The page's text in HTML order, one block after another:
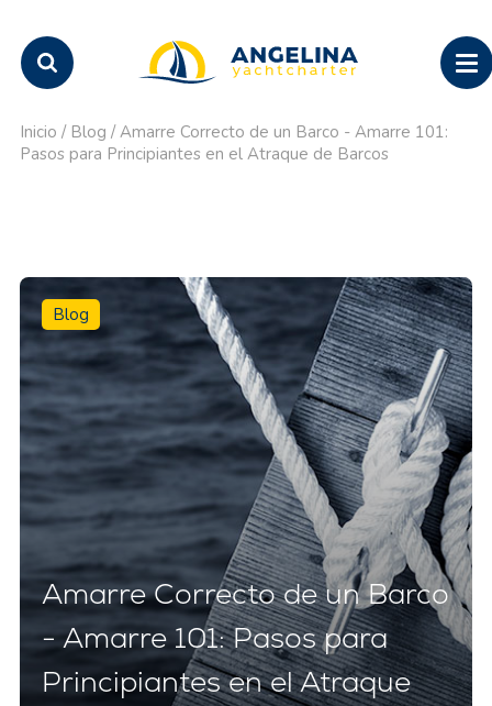
Inicio / Blog / Amarre Correcto de un Barco - Amarre 101:
Pasos para Principiantes en el Atraque de Barcos
Blog
Amarre Correcto de un Barco
- Amarre 101: Pasos para
Principiantes en el Atraque